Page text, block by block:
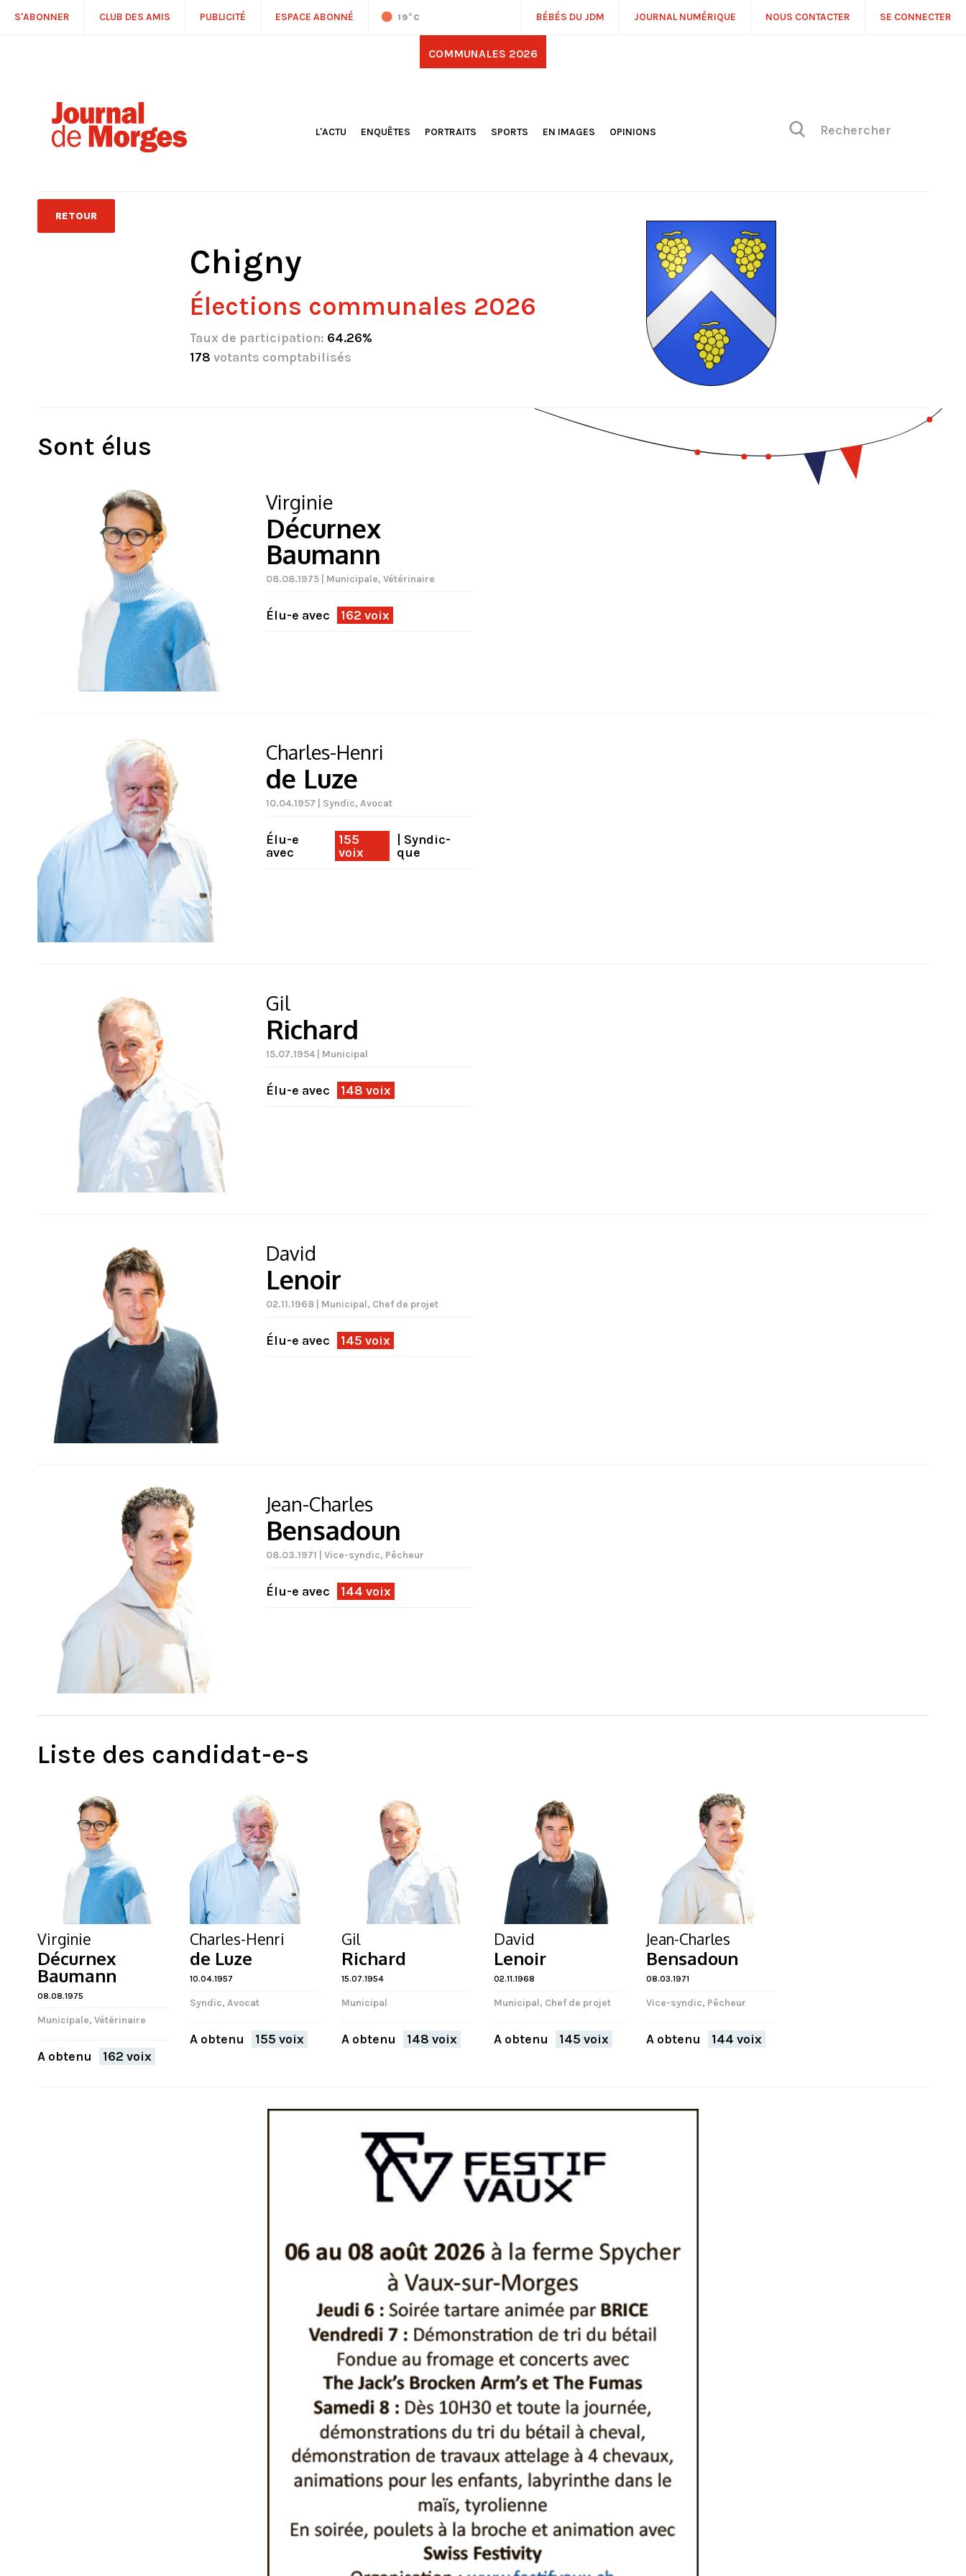
S'ABONNER CLUB DES AMIS PUBLICITÉ ESPACE ABONNÉ 19°C BÉBÉS DU JDM JOURNAL NUMÉRIQUE NOUS CONTACTER SE CONNECTER
COMMUNALES 2026
L'ACTU
ENQUÊTES PORTRAITS
SPORTS
EN IMAGES
OPINIONS
RETOUR
Chigny
Élections communales 2026
Taux de participation: 64.26%
178 votants comptabilisés
Sont élus
Virginie
Décurnex
Baumann
08.08.1975 | Municipale, Vétérinaire
Élu-e avec 162 voix
Charles-Henri
de Luze
10.04.1957 | Syndic, Avocat
Élu-e
avec
155
voix
| Syndic-
que
Gil
Richard
15.07.1954 | Municipal
Élu-e avec 148 voix
David
Lenoir
02.11.1968 | Municipal, Chef de projet
Élu-e avec 145 voix
Jean-Charles
Bensadoun
08.03.1971 | Vice-syndic, Pêcheur
Élu-e avec 144 voix
Liste des candidat-e-s
Virginie
Décurnex
Baumann
08.08.1975
Municipale, Vétérinaire
A obtenu 162 voix
Charles-Henri
de Luze
10.04.1957
Syndic, Avocat
A obtenu 155 voix
Gil
Richard
15.07.1954
Municipal
A obtenu 148 voix
David
Lenoir
02.11.1968
Municipal, Chef de projet
A obtenu 145 voix
Jean-Charles
Bensadoun
08.03.1971
Vice-syndic, Pêcheur
A obtenu 144 voix